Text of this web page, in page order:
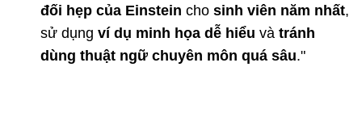
đối hẹp của Einstein cho sinh viên năm nhất,
sử dụng ví dụ minh họa dễ hiểu và tránh
dùng thuật ngữ chuyên môn quá sâu."